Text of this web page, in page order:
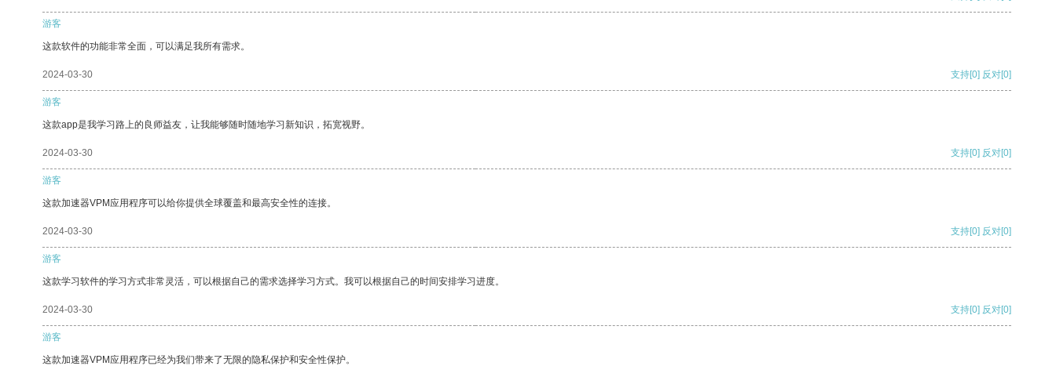
游客
这款软件的功能非常全面，可以满足我所有需求。
2024-03-30 支持[0] 反对[0]
游客
这款app是我学习路上的良师益友，让我能够随时随地学习新知识，拓宽视野。
2024-03-30 支持[0] 反对[0]
游客
这款加速器VPM应用程序可以给你提供全球覆盖和最高安全性的连接。
2024-03-30 支持[0] 反对[0]
游客
这款学习软件的学习方式非常灵活，可以根据自己的需求选择学习方式。我可以根据自己的时间安排学习进度。
2024-03-30 支持[0] 反对[0]
游客
这款加速器VPM应用程序已经为我们带来了无限的隐私保护和安全性保护。